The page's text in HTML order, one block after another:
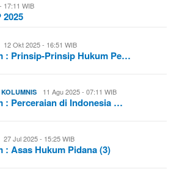
17:11 WIB
12 Okt 2025 - 16:51 WIB
: Prinsip-Prinsip Hukum Pe…
KOLUMNIS 11 Agu 2025 - 07:11 WIB
: Perceraian di Indonesia …
27 Jul 2025 - 15:25 WIB
: Asas Hukum Pidana (3)